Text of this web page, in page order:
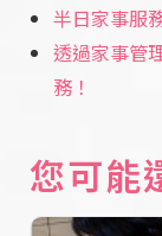
半日家事服
透過家事管
務！
您可能